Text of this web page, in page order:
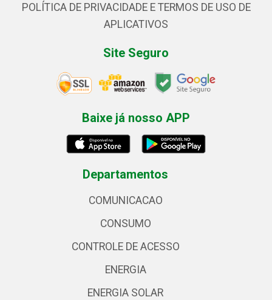
POLÍTICA DE PRIVACIDADE E TERMOS DE USO DE
APLICATIVOS
Site Seguro
Baixe já nosso APP
Departamentos
COMUNICACAO
CONSUMO
CONTROLE DE ACESSO
ENERGIA
ENERGIA SOLAR